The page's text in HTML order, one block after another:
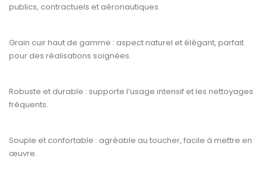
publics, contractuels et aéronautiques.
Grain cuir haut de gamme : aspect naturel et élégant, parfait
pour des réalisations soignées.
Robuste et durable : supporte l’usage intensif et les nettoyages
fréquents.
Souple et confortable : agréable au toucher, facile à mettre en
œuvre.